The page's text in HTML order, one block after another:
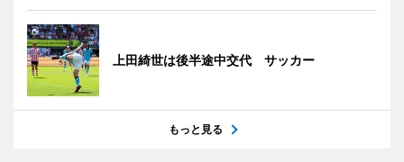
上田綺世は後半途中交代 サッカー
もっと見る